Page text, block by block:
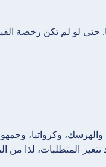
لو لم تكن رخصة
وكرواتيا، وجمهورية
تتغير المتطلبات، لذا